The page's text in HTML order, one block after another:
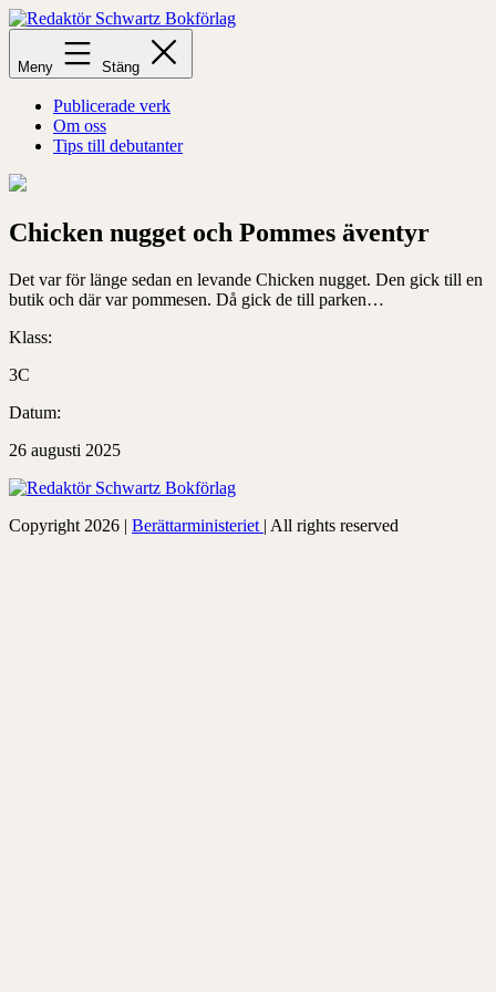
Hoppa
till
innehåll
Redaktör
Schwartz
Bokförlag
Meny Stäng
Publicerade verk
Om oss
Tips till debutanter
Chicken nugget och Pommes äventyr
Det var för länge sedan en levande Chicken nugget. Den gick till en
butik och där var pommesen. Då gick de till parken…
Klass:
3C
Datum:
26 augusti 2025
Copyright 2026 | Berättarministeriet | All rights reserved